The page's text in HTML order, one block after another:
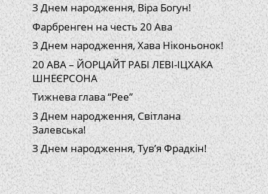
З Днем народження, Віра Богун!
Фарбренген на честь 20 Ава
З Днем народження, Хава Ніконьонок!
20 АВА – ЙОРЦАЙТ РАБІ ЛЕВІ-ІЦХАКА
ШНЕЄРСОНА
Тижнева глава “Рее”
З Днем народження, Світлана
Залевська!
З Днем народження, Тув’я Фрадкін!